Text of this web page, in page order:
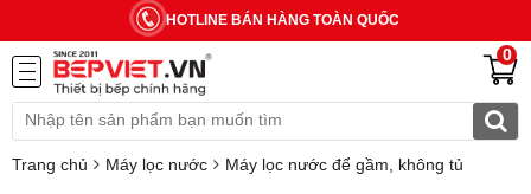
HOTLINE BÁN HÀNG TOÀN QUỐC
0
Trang chủ Máy lọc nước Máy lọc nước để gầm, không tủ